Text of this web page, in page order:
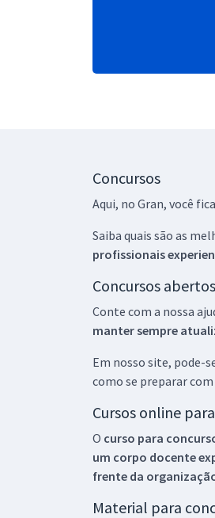
Concursos
Aqui, no Gran, você
Saiba quais são as
profissionais
Concursos
Conte com a nossa
manter sempre
Em nosso site, pode-
como se preparar
Cursos online
O curso para
um corpo docente
frente da
Material para